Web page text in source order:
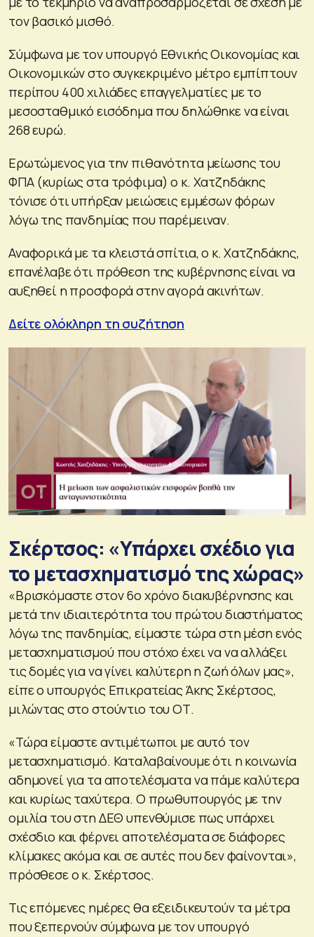
τον βασικό μισθό.
Σύμφωνα με τον υπουργό Εθνικής Οικονομίας και
Οικονομικών στο συγκεκριμένο μέτρο εμπίπτουν
περίπου 400 χιλιάδες επαγγελματίες με το
μεσοσταθμικό εισόδημα που δηλώθηκε να είναι
268 ευρώ.
Ερωτώμενος για την πιθανότητα μείωσης του
ΦΠΑ (κυρίως στα τρόφιμα) ο κ. Χατζηδάκης
τόνισε ότι υπήρξαν μειώσεις εμμέσων φόρων
λόγω της πανδημίας που παρέμειναν.
Αναφορικά με τα κλειστά σπίτια, ο κ. Χατζηδάκης,
επανέλαβε ότι πρόθεση της κυβέρνησης είναι να
αυξηθεί η προσφορά στην αγορά ακινήτων.
Δείτε ολόκληρη τη συζήτηση
Σκέρτσος: «Υπάρχει σχέδιο για
το μετασχηματισμό της χώρας»
«Βρισκόμαστε στον 6ο χρόνο διακυβέρνησης και
μετά την ιδιαιτερότητα του πρώτου διαστήματος
λόγω της πανδημίας, είμαστε τώρα στη μέση ενός
μετασχηματισμού που στόχο έχει να να αλλάξει
τις δομές για να γίνει καλύτερη η ζωή όλων μας»,
είπε ο υπουργός Επικρατείας Άκης Σκέρτσος,
μιλώντας στο στούντιο του ΟΤ.
«Τώρα είμαστε αντιμέτωποι με αυτό τον
μετασχηματισμό. Καταλαβαίνουμε ότι η κοινωνία
αδημονεί για τα αποτελέσματα να πάμε καλύτερα
και κυρίως ταχύτερα. Ο πρωθυπουργός με την
ομιλία του στη ΔΕΘ υπενθύμισε πως υπάρχει
σχέσδιο και φέρνει αποτελέσματα σε διάφορες
κλίμακες ακόμα και σε αυτές που δεν φαίνονται»,
πρόσθεσε ο κ. Σκέρτσος.
Τις επόμενες ημέρες θα εξειδικευτούν τα μέτρα
που ξεπερνούν σύμφωνα με τον υπουργό